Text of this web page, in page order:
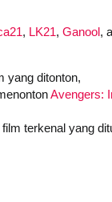
, LK21, Ganool,
yang ditonton,
Avengers:
terkenal yang